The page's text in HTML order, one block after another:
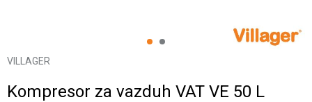
1 2
VILLAGER
Kompresor za vazduh VAT VE 50 L